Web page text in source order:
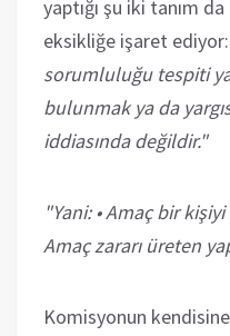
yaptığı şu iki tanım
eksikliğe işaret
sorumluluğu tespiti
bulunmak ya da
iddiasında değildir."
"Yani: • Amaç bir
Amaç zararı üreten
Komisyonun kendisine